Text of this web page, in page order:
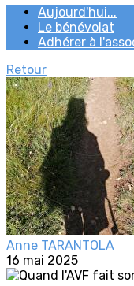
Aujourd'hui...
Le bénévolat
Adhérer à
Retour
Anne TARANTOLA
16 mai 2025